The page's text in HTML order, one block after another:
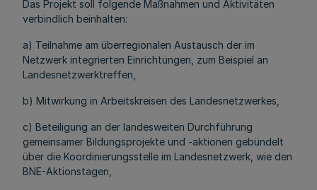
Das Projekt soll folgende Maßnahmen und Aktivitäten
verbindlich beinhalten:
a) Teilnahme am überregionalen Austausch der im
Netzwerk integrierten Einrichtungen, zum Beispiel an
Landesnetzwerktreffen,
b) Mitwirkung in Arbeitskreisen des Landesnetzwerkes,
c) Beteiligung an der landesweiten Durchführung
gemeinsamer Bildungsprojekte und -aktionen gebündelt
über die Koordinierungsstelle im Landesnetzwerk, wie den
BNE-Aktionstagen,